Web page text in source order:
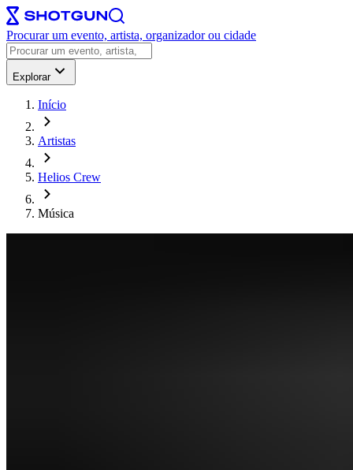
Procurar um evento, artista, organizador ou cidade
Explorar
Início
Artistas
Helios Crew
Música